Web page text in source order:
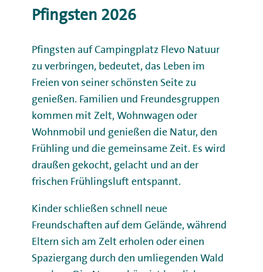
Pfingsten 2026
Pfingsten auf Campingplatz Flevo Natuur
zu verbringen, bedeutet, das Leben im
Freien von seiner schönsten Seite zu
genießen. Familien und Freundesgruppen
kommen mit Zelt, Wohnwagen oder
Wohnmobil und genießen die Natur, den
Frühling und die gemeinsame Zeit. Es wird
draußen gekocht, gelacht und an der
frischen Frühlingsluft entspannt.
Kinder schließen schnell neue
Freundschaften auf dem Gelände, während
Eltern sich am Zelt erholen oder einen
Spaziergang durch den umliegenden Wald